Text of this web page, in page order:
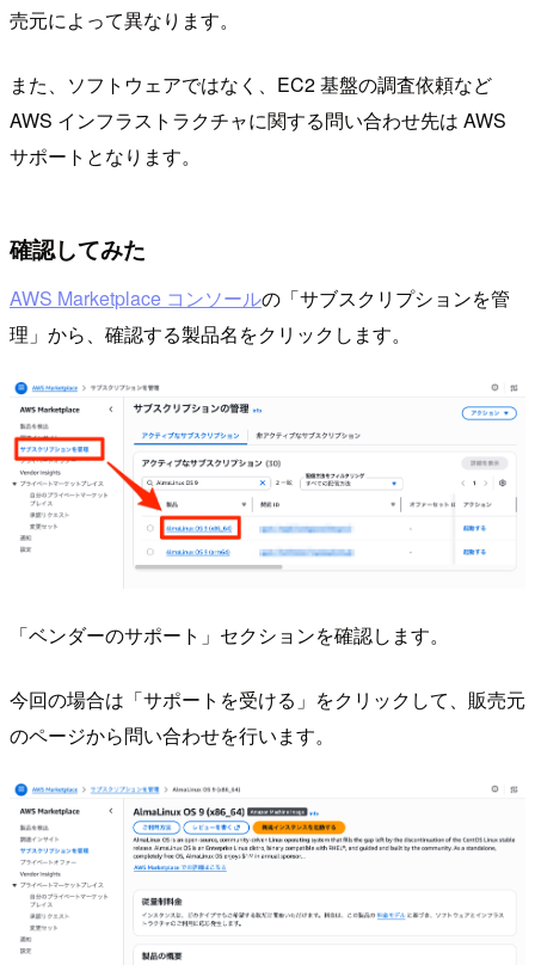
売元によって異なります。
また、ソフトウェアではなく、EC2 基盤の調査依頼など
AWS インフラストラクチャに関する問い合わせ先は AWS
サポートとなります。
確認してみた
AWS Marketplace コンソールの「サブスクリプションを管
理」から、確認する製品名をクリックします。
「ベンダーのサポート」セクションを確認します。
今回の場合は「サポートを受ける」をクリックして、販売元
のページから問い合わせを行います。